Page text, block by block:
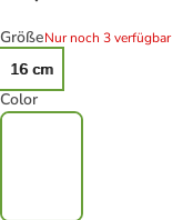
GrößeNur noch 3 verfügbar
16 cm
Color